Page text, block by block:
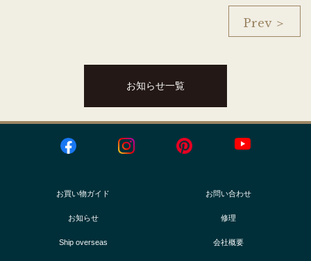
Prev ＞
お知らせ一覧
お買い物ガイド お問い合わせ
お知らせ 修理
Ship overseas 会社概要